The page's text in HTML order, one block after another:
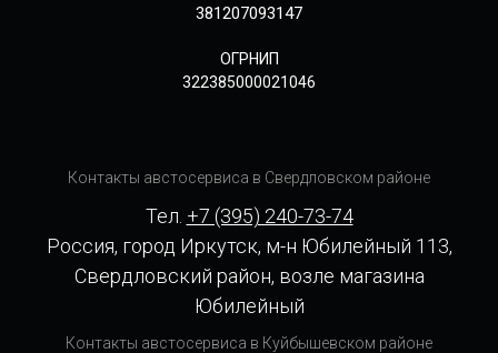
381207093147
ОГРНИП
322385000021046
Контакты австосервиса в Свердловском районе
Тел. +7 (395) 240-73-74
Россия, город Иркутск, м-н Юбилейный 113,
Свердловский район, возле магазина
Юбилейный
Контакты австосервиса в Куйбышевском районе